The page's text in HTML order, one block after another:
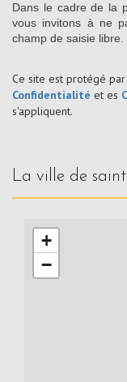
Dans le cadre de la
vous invitons à ne
champ de saisie libre.
Ce site est protégé par
Confidentialité et es
s'appliquent.
la ville de
+
−